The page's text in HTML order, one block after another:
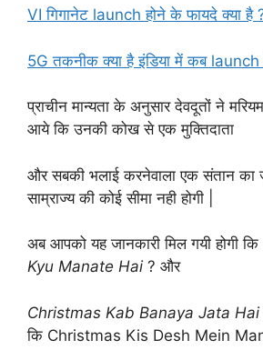
VI गिगानेट launch होने के फायदे क्या है
5G तकनीक क्या है इंडिया में कब launch
प्राचीन मान्यता के अनुसार देवदूतों ने
आये कि उनकी कोख से एक मुक्तिदाता
और सबकी भलाई करनेवाला एक संतान का
साम्राज्य की कोई सीमा नही होगी |
अब आपको यह जानकारी मिल गयी होगी कि
Kyu Manate Hai ? और
Christmas Kab Banaya Jata Hai
कि Christmas Kis Desh Mein